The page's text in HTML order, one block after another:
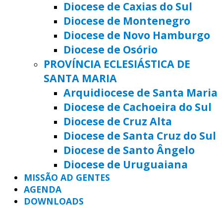
Diocese de Caxias do Sul
Diocese de Montenegro
Diocese de Novo Hamburgo
Diocese de Osório
PROVÍNCIA ECLESIÁSTICA DE
SANTA MARIA
Arquidiocese de Santa Maria
Diocese de Cachoeira do Sul
Diocese de Cruz Alta
Diocese de Santa Cruz do Sul
Diocese de Santo Ângelo
Diocese de Uruguaiana
MISSÃO AD GENTES
AGENDA
DOWNLOADS